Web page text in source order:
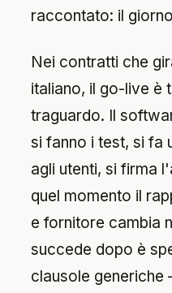
raccontato: il
Nei contratti che
italiano, il go-live è
traguardo. Il
si fanno i test, si fa
agli utenti, si firma
quel momento il
e fornitore cambia
succede dopo è
clausole